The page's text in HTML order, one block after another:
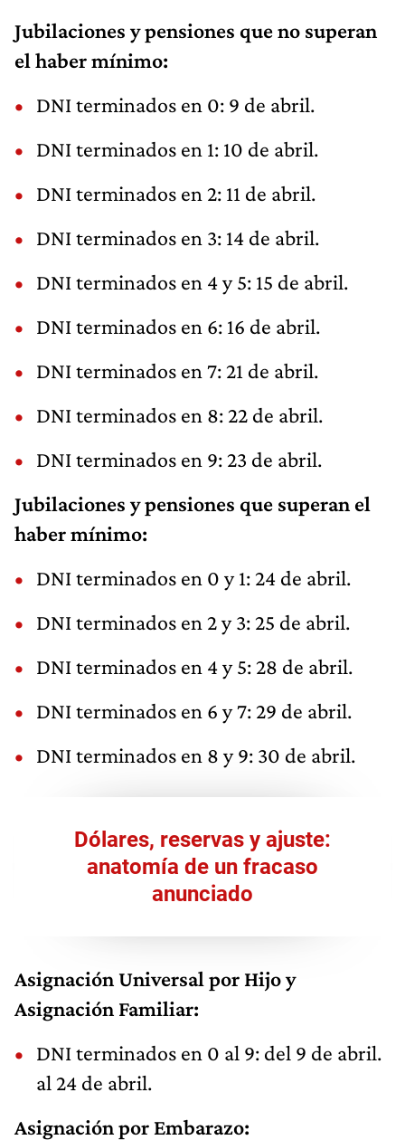
Jubilaciones y pensiones que no superan
el haber mínimo:
DNI terminados en 0: 9 de abril.
DNI terminados en 1: 10 de abril.
DNI terminados en 2: 11 de abril.
DNI terminados en 3: 14 de abril.
DNI terminados en 4 y 5: 15 de abril.
DNI terminados en 6: 16 de abril.
DNI terminados en 7: 21 de abril.
DNI terminados en 8: 22 de abril.
DNI terminados en 9: 23 de abril.
Jubilaciones y pensiones que superan el
haber mínimo:
DNI terminados en 0 y 1: 24 de abril.
DNI terminados en 2 y 3: 25 de abril.
DNI terminados en 4 y 5: 28 de abril.
DNI terminados en 6 y 7: 29 de abril.
DNI terminados en 8 y 9: 30 de abril.
Dólares, reservas y ajuste:
anatomía de un fracaso
anunciado
Asignación Universal por Hijo y
Asignación Familiar:
DNI terminados en 0 al 9: del 9 de abril.
al 24 de abril.
Asignación por Embarazo: